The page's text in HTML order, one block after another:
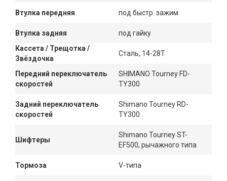
Втулка передняя под быстр. зажим
Втулка задняя
под гайку
Кассета / Трещотка /
Звёздочка
Сталь, 14-28Т
Передний переключатель
скоростей
SHIMANO Tourney FD-
TY300
Задний переключатель
скоростей
Shimano Tourney RD-
TY300
Шифтеры
Shimano Tourney ST-
EF500, рычажного типа
Тормоза V-типа